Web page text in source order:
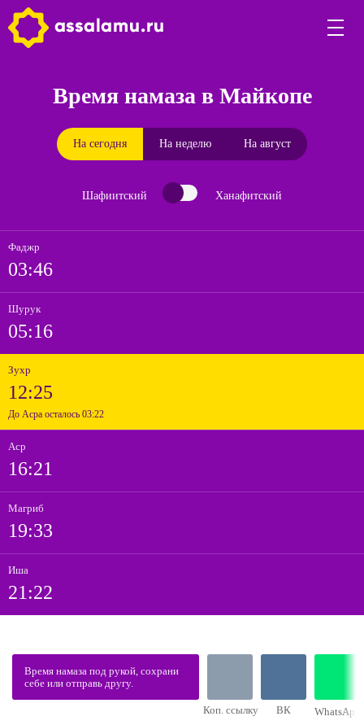
Время намаза в Майкопе
На сегодня На неделю На август
Шафиитский Ханафитский
Фаджр
03:46
Шурук
05:16
Зухр
12:25
До Асра осталось 03:22
Аср
16:21
Магриб
19:33
Иша
21:22
Время намаза под рукой, сохрани
себе или отправь другу.
Коп. ссылку ВК WhatsApp